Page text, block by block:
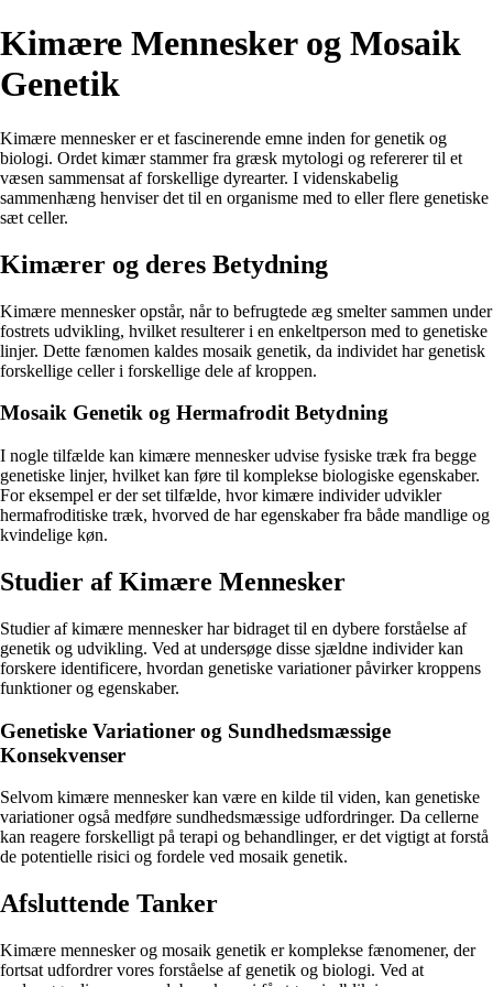
Kimære Mennesker og Mosaik
Genetik
Kimære mennesker er et fascinerende emne inden for genetik og
biologi. Ordet kimær stammer fra græsk mytologi og refererer til et
væsen sammensat af forskellige dyrearter. I videnskabelig
sammenhæng henviser det til en organisme med to eller flere genetiske
sæt celler.
Kimærer og deres Betydning
Kimære mennesker opstår, når to befrugtede æg smelter sammen under
fostrets udvikling, hvilket resulterer i en enkeltperson med to genetiske
linjer. Dette fænomen kaldes mosaik genetik, da individet har genetisk
forskellige celler i forskellige dele af kroppen.
Mosaik Genetik og Hermafrodit Betydning
I nogle tilfælde kan kimære mennesker udvise fysiske træk fra begge
genetiske linjer, hvilket kan føre til komplekse biologiske egenskaber.
For eksempel er der set tilfælde, hvor kimære individer udvikler
hermafroditiske træk, hvorved de har egenskaber fra både mandlige og
kvindelige køn.
Studier af Kimære Mennesker
Studier af kimære mennesker har bidraget til en dybere forståelse af
genetik og udvikling. Ved at undersøge disse sjældne individer kan
forskere identificere, hvordan genetiske variationer påvirker kroppens
funktioner og egenskaber.
Genetiske Variationer og Sundhedsmæssige
Konsekvenser
Selvom kimære mennesker kan være en kilde til viden, kan genetiske
variationer også medføre sundhedsmæssige udfordringer. Da cellerne
kan reagere forskelligt på terapi og behandlinger, er det vigtigt at forstå
de potentielle risici og fordele ved mosaik genetik.
Afsluttende Tanker
Kimære mennesker og mosaik genetik er komplekse fænomener, der
fortsat udfordrer vores forståelse af genetik og biologi. Ved at